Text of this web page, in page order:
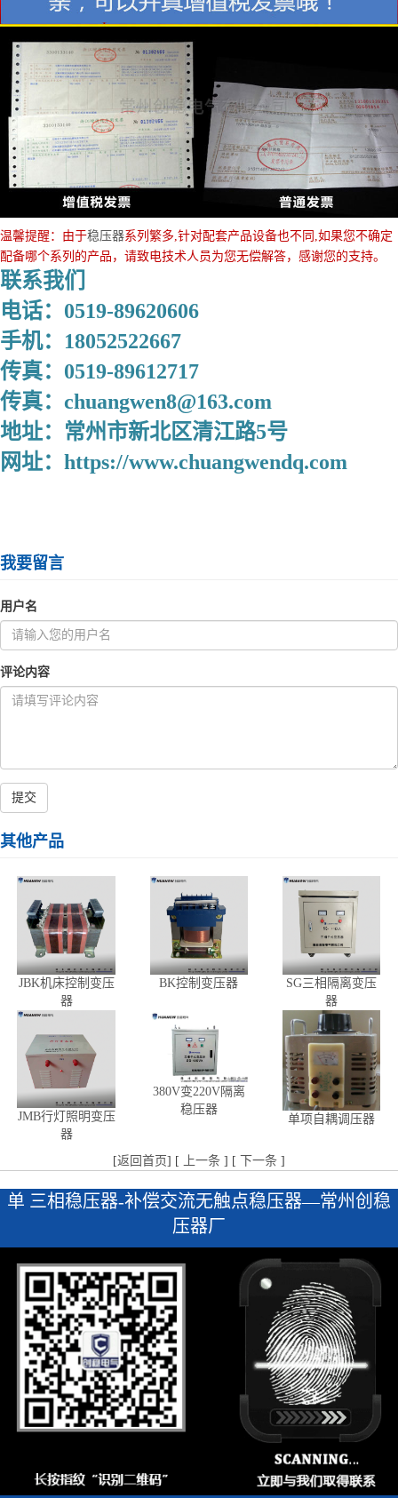
温馨提醒：由于稳压器系列繁多,针对配套产品设备也不同,如果您不确定
配备哪个系列的产品，请致电技术人员为您无偿解答，感谢您的支持。
联系我们
电话：0519-89620606
手机：18052522667
传真：0519-89612717
传真：chuangwen8@163.com
地址：常州市新北区清江路5号
网址：https://www.chuangwendq.com
我要留言
用户名
评论内容
提交
其他产品
JBK机床控制变压
器
BK控制变压器
SG三相隔离变压
器
JMB行灯照明变压
器
380V变220V隔离
稳压器
单项自耦调压器
[返回首页] [ 上一条 ] [ 下一条 ]
单 三相稳压器-补偿交流无触点稳压器—常州创稳
压器厂